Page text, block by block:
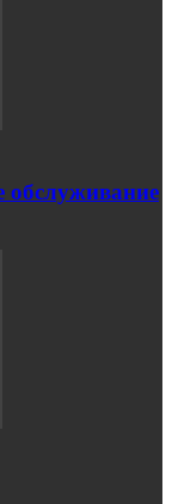
обслуживание